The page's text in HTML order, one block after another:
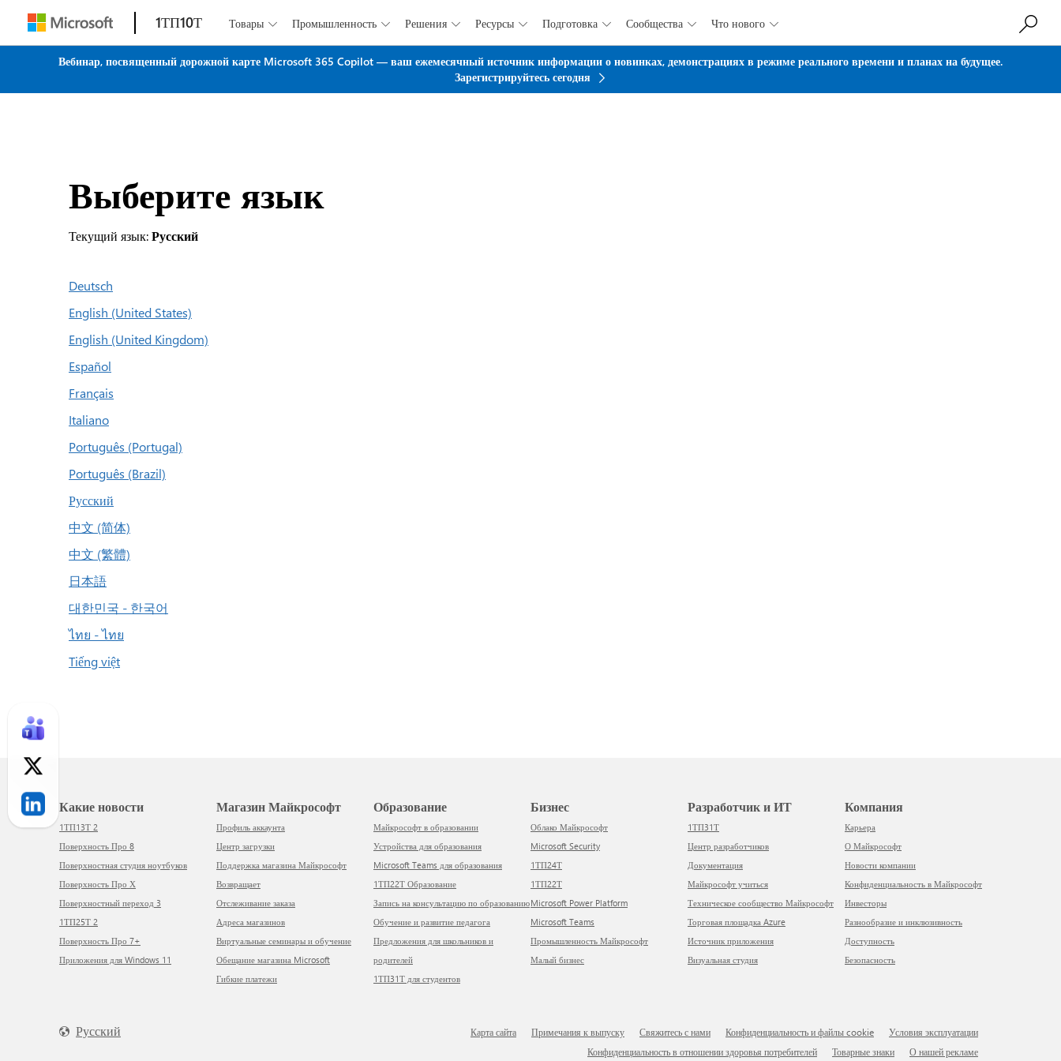
Перейти к основному содержанию
1ТП10Т Товары  Промышленность  Решения  Ресурсы  Подготовка  Сообщества  Что нового 
Вебинар, посвященный дорожной карте Microsoft 365 Copilot — ваш ежемесячный источник информации о новинках, демонстрациях в режиме реального времени и планах на будущее.
Зарегистрируйтесь сегодня
Выберите язык
Текущий язык:Русский
Deutsch
English (United States)
English (United Kingdom)
Español
Français
Italiano
Português (Portugal)
Português (Brazil)
Русский
中文 (简体)
中文 (繁體)
日本語
대한민국 - 한국어
ไทย - ไทย
Tiếng việt
Какие новости
1ТП13Т 2
Поверхность Про 8
Поверхностная студия ноутбуков
Поверхность Про Х
Поверхностный переход 3
1ТП25Т 2
Поверхность Про 7+
Приложения для Windows 11
Магазин Майкрософт
Профиль аккаунта
Центр загрузки
Поддержка магазина Майкрософт
Возвращает
Отслеживание заказа
Адреса магазинов
Виртуальные семинары и обучение
Обещание магазина Microsoft
Гибкие платежи
Образование
Майкрософт в образовании
Устройства для образования
Microsoft Teams для образования
1ТП22Т Образование
Запись на консультацию по образованию
Обучение и развитие педагога
Предложения для школьников и
родителей
1ТП31Т для студентов
Бизнес
Облако Майкрософт
Microsoft Security
1ТП24Т
1ТП22Т
Microsoft Power Platform
Microsoft Teams
Промышленность Майкрософт
Малый бизнес
Разработчик и ИТ
1ТП31Т
Центр разработчиков
Документация
Майкрософт учиться
Техническое сообщество Майкрософт
Торговая площадка Azure
Источник приложения
Визуальная студия
Компания
Карьера
О Майкрософт
Новости компании
Конфиденциальность в Майкрософт
Инвесторы
Разнообразие и инклюзивность
Доступность
Безопасность
Русский Карта сайта Примечания к выпуску Свяжитесь с нами Конфиденциальность и файлы cookie
Условия эксплуатации
Конфиденциальность в отношении здоровья потребителей
Товарные знаки О нашей рекламе